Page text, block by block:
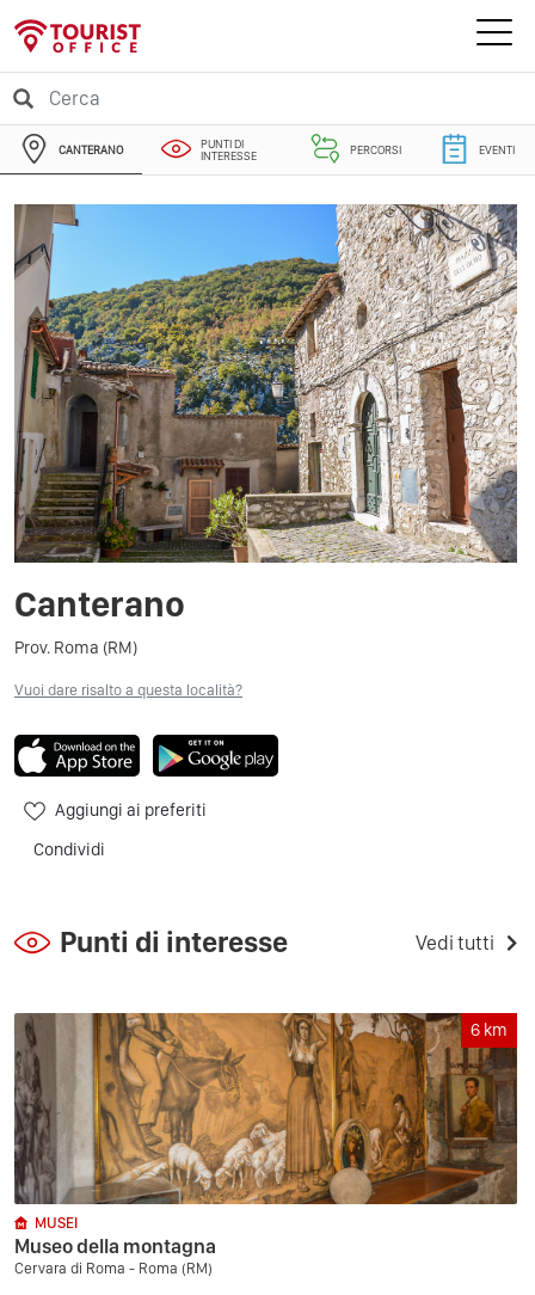
CANTERANO
PUNTI DI
INTERESSE
PERCORSI EVENTI
Canterano
Prov. Roma (RM)
Vuoi dare risalto a questa località?
Aggiungi ai preferiti
Condividi
Punti di interesse Vedi tutti
6 km
MUSEI
Museo della montagna
Cervara di Roma - Roma (RM)